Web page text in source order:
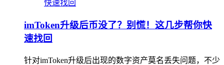
imToken升级后币没了？别慌！这几步帮你快
速找回
针对imToken升级后出现的数字资产莫名丢失问题，不少